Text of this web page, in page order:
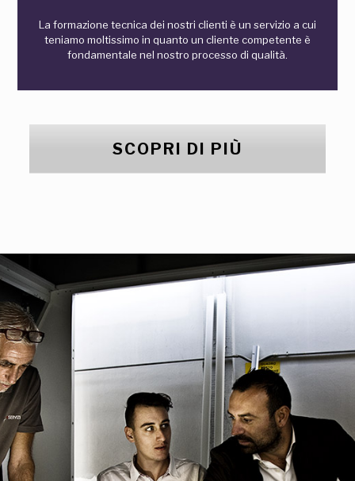
La formazione tecnica dei nostri clienti è un servizio a cui
teniamo moltissimo in quanto un cliente competente è
fondamentale nel nostro processo di qualità.
SCOPRI DI PIÙ